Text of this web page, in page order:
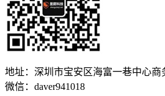
地址：深圳市宝安区海富一巷中心商
微信：daver941018